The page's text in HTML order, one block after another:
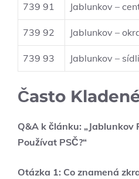
739 91 Jablunkov –
739 92 Jablunkov –
739 93 Jablunkov –
Často
Q&A k článku: „Jablunkov
Používat PSČ?“
Otázka 1: Co znamená